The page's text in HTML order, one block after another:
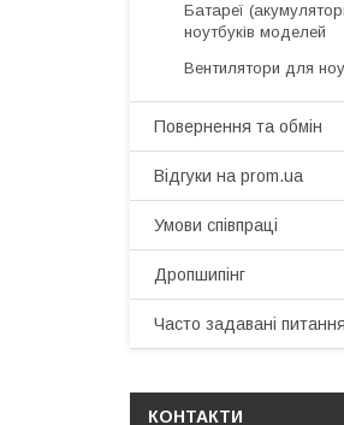
Батареї
ноутбуків моделей
Вентилятори для
Повернення та обмін
Відгуки на prom.ua
Умови співпраці
Дропшипінг
Часто задавані питання
КОНТАКТИ